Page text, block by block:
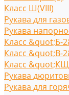
Класс Ш(VIII)
Рукава для
Рукава
Класс &quot;Б-
Класс &quot;В-
Класс
Рукава
Рукава для